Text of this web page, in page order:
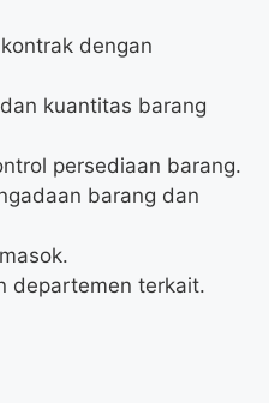
dengan
kuantitas barang
persediaan barang.
barang dan
departemen terkait.